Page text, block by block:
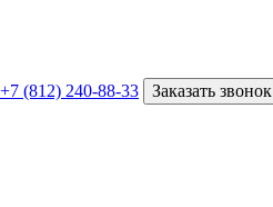
+7 (812) 240-88-33 Заказать звонок